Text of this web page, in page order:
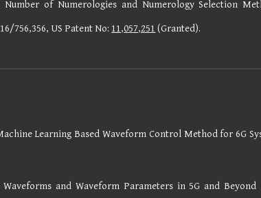
of Numerologies and Numerology Selection
756,356, US Patent No: 11,057,251 (Granted).
Learning Based Waveform Control Method for 6G
and Waveform Parameters in 5G and